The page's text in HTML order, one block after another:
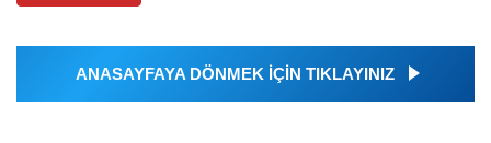
ANASAYFAYA DÖNMEK İÇİN TIKLAYINIZ